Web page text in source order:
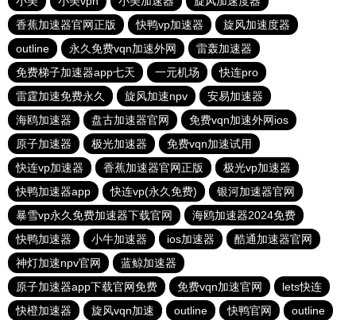
香蕉加速器官网正版
快鸭vp加速器
旋风加速度器
outline
永久免费vqn加速外网
雷轰加速器
免费梯子加速器app七天
一元机场
快连pro
雷霆加速免费永久
旋风加速npv
安易加速器
海鸥加速器
盘古加速器官网
免费vqn加速外网ios
原子加速器
极光加速器
免费vqn加速试用
快连vp加速器
香蕉加速器官网正版
极光vp加速器
快鸭加速器app
快连vp(永久免费)
银河加速器官网
暴雪vp永久免费加速器下载官网
海鸥加速器2024免费
快鸭加速器
小牛加速器 ios加速器
酷通加速器官网
神灯加速npv官网
蓝鲸加速器
原子加速器app下载官网免费
免费vqn加速官网
lets快连
快橙加速器
旋风vqn加速 outline 快鸭官网 outline